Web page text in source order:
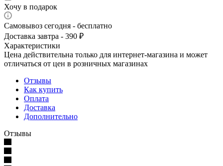
Хочу в подарок
Самовывоз сегодня - бесплатно
Доставка завтра - 390 ₽
Характеристики
Цена действительна только для интернет-магазина и может
отличаться от цен в розничных магазинах
Отзывы
Как купить
Оплата
Доставка
Дополнительно
Отзывы